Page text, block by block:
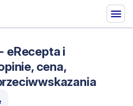
eRecepta i
cena,